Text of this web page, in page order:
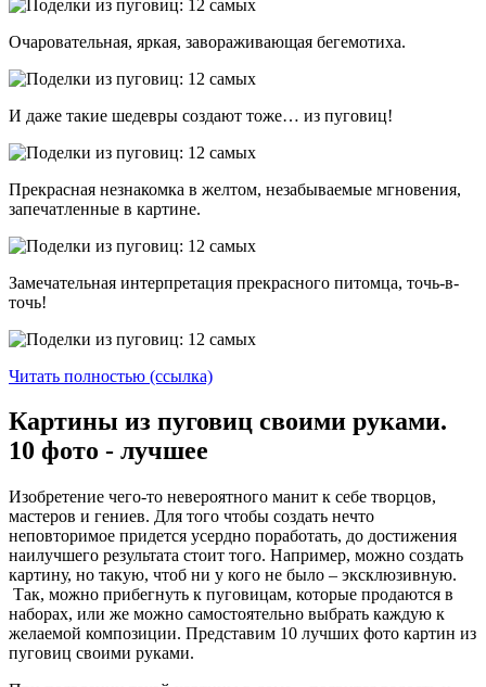
Очаровательная, яркая, завораживающая бегемотиха.
И даже такие шедевры создают тоже… из пуговиц!
Прекрасная незнакомка в желтом, незабываемые мгновения,
запечатленные в картине.
Замечательная интерпретация прекрасного питомца, точь-в-
точь!
Читать полностью (ссылка)
Картины из пуговиц своими руками.
10 фото - лучшее
Изобретение чего-то невероятного манит к себе творцов,
мастеров и гениев. Для того чтобы создать нечто
неповторимое придется усердно поработать, до достижения
наилучшего результата стоит того. Например, можно создать
картину, но такую, чтоб ни у кого не было – эксклюзивную.
Так, можно прибегнуть к пуговицам, которые продаются в
наборах, или же можно самостоятельно выбрать каждую к
желаемой композиции. Представим 10 лучших фото картин из
пуговиц своими руками.